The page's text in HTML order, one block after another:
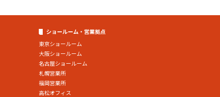
ショールーム・営業拠点
東京ショールーム
大阪ショールーム
名古屋ショールーム
札幌営業所
福岡営業所
高松オフィス